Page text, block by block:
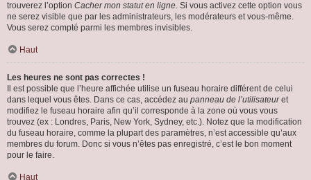
trouverez l’option Cacher mon statut en ligne. Si vous activez cette option vous
ne serez visible que par les administrateurs, les modérateurs et vous-même.
Vous serez compté parmi les membres invisibles.
Haut
Les heures ne sont pas correctes !
Il est possible que l’heure affichée utilise un fuseau horaire différent de celui
dans lequel vous êtes. Dans ce cas, accédez au panneau de l’utilisateuret
modifiez le fuseau horaire afin qu’il corresponde à la zone où vous vous
trouvez (ex : Londres, Paris, New York, Sydney, etc.). Notez que la modification
du fuseau horaire, comme la plupart des paramètres, n’est accessible qu’aux
membres du forum. Donc si vous n’êtes pas enregistré, c’est le bon moment
pour le faire.
Haut